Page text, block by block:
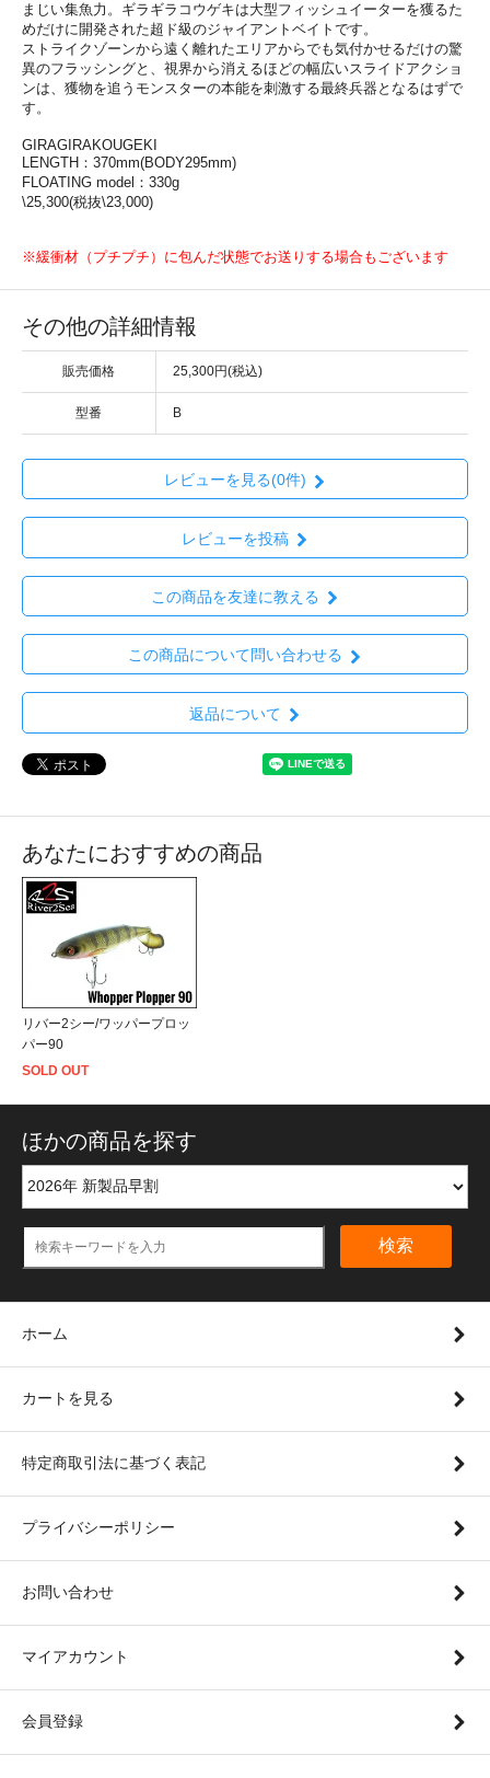
まじい集魚力。ギラギラコウゲキは大型フィッシュイーターを獲るた
めだけに開発された超ド級のジャイアントベイトです。
ストライクゾーンから遠く離れたエリアからでも気付かせるだけの驚
異のフラッシングと、視界から消えるほどの幅広いスライドアクショ
ンは、獲物を追うモンスターの本能を刺激する最終兵器となるはずで
す。
GIRAGIRAKOUGEKI
LENGTH：370mm(BODY295mm)
FLOATING model：330g
\25,300(税抜\23,000)
※緩衝材（プチプチ）に包んだ状態でお送りする場合もございます
その他の詳細情報
販売価格 25,300円(税込)
型番 B
レビューを見る(0件)
レビューを投稿
この商品を友達に教える
この商品について問い合わせる
返品について
あなたにおすすめの商品
リバー2シー/ワッパープロッ
パー90
SOLD OUT
ほかの商品を探す
検索
ホーム
カートを見る
特定商取引法に基づく表記
プライバシーポリシー
お問い合わせ
マイアカウント
会員登録